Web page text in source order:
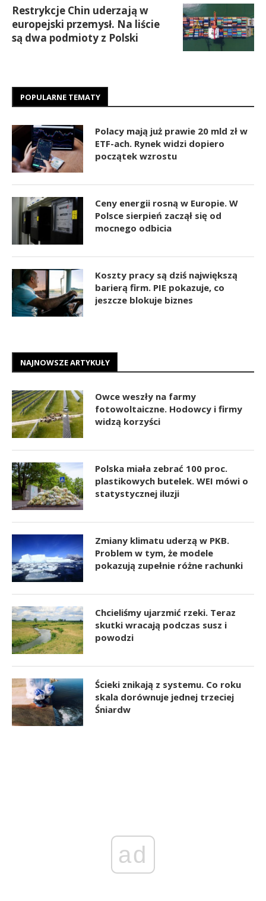
Restrykcje Chin uderzają w
europejski przemysł. Na liście
są dwa podmioty z Polski
POPULARNE TEMATY
Polacy mają już prawie 20 mld zł w
ETF-ach. Rynek widzi dopiero
początek wzrostu
Ceny energii rosną w Europie. W
Polsce sierpień zaczął się od
mocnego odbicia
Koszty pracy są dziś największą
barierą firm. PIE pokazuje, co
jeszcze blokuje biznes
NAJNOWSZE ARTYKUŁY
Owce weszły na farmy
fotowoltaiczne. Hodowcy i firmy
widzą korzyści
Polska miała zebrać 100 proc.
plastikowych butelek. WEI mówi o
statystycznej iluzji
Zmiany klimatu uderzą w PKB.
Problem w tym, że modele
pokazują zupełnie różne rachunki
Chcieliśmy ujarzmić rzeki. Teraz
skutki wracają podczas susz i
powodzi
Ścieki znikają z systemu. Co roku
skala dorównuje jednej trzeciej
Śniardw
ad